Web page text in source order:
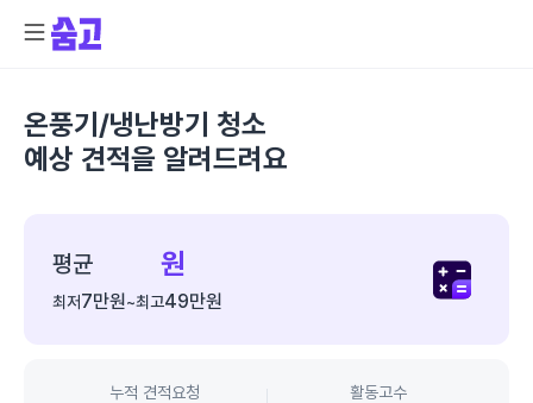
온풍기/냉난방기 청소
예상 견적을 알려드려요
평균 원
최저7만원~최고49만원
누적 견적요청 활동고수